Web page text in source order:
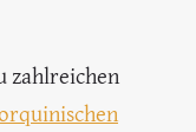
zahlreichen